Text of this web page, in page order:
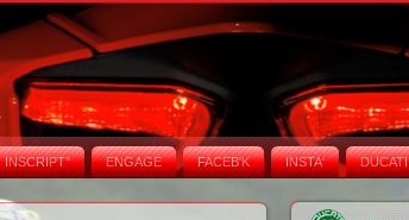
INSCRIPT° ENGAGE FACEB'K INSTA‘ DUCATI